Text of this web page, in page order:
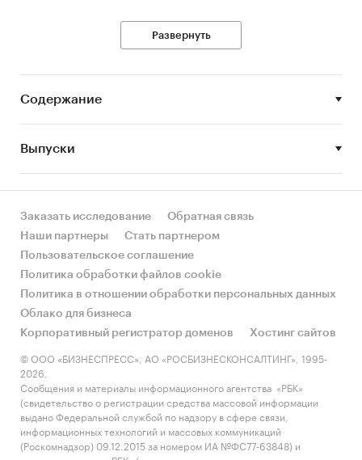
Категории: Потребительские товары /
Промышленность
Обувь
Развернуть
Содержание
Выпуски
Заказать исследование
Обратная связь
Наши партнеры
Стать партнером
Пользовательское соглашение
Политика обработки файлов cookie
Политика в отношении обработки персональных данных
Облако для бизнеса
Корпоративный регистратор доменов
Хостинг сайтов
© ООО «БИЗНЕСПРЕСС», АО «РОСБИЗНЕСКОНСАЛТИНГ», 1995-
2026.
Сообщения и материалы информационного агентства «РБК»
(свидетельство о регистрации средства массовой информации
выдано Федеральной службой по надзору в сфере связи,
информационных технологий и массовых коммуникаций
(Роскомнадзор) 09.12.2015 за номером ИА №ФС77-63848) и